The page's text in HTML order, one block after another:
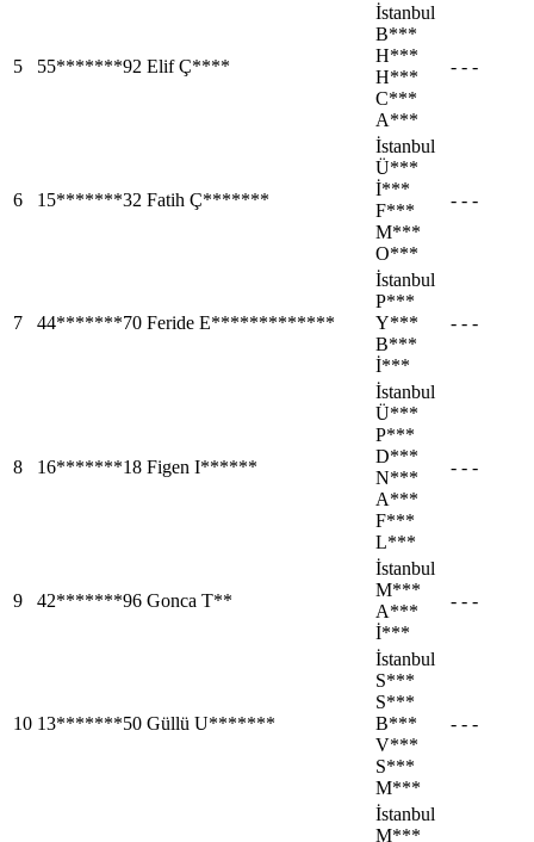
5 55*******92 Elif Ç****
İstanbul
B***
H***
H***
C***
A***
- - -
6 15*******32 Fatih Ç*******
İstanbul
Ü***
İ***
F***
M***
O***
- - -
7 44*******70 Feride E*************
İstanbul
P***
Y***
B***
İ***
- - -
8 16*******18 Figen I******
İstanbul
Ü***
P***
D***
N***
A***
F***
L***
- - -
9 42*******96 Gonca T**
İstanbul
M***
A***
İ***
- - -
10 13*******50 Güllü U*******
İstanbul
S***
S***
B***
V***
S***
M***
- - -
İstanbul
M***